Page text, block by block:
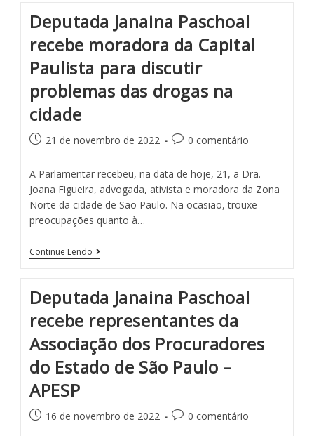
Deputada Janaina Paschoal
recebe moradora da Capital
Paulista para discutir
problemas das drogas na
cidade
21 de novembro de 2022 0 comentário
A Parlamentar recebeu, na data de hoje, 21, a Dra.
Joana Figueira, advogada, ativista e moradora da Zona
Norte da cidade de São Paulo. Na ocasião, trouxe
preocupações quanto à…
Continue Lendo
Deputada Janaina Paschoal
recebe representantes da
Associação dos Procuradores
do Estado de São Paulo –
APESP
16 de novembro de 2022 0 comentário